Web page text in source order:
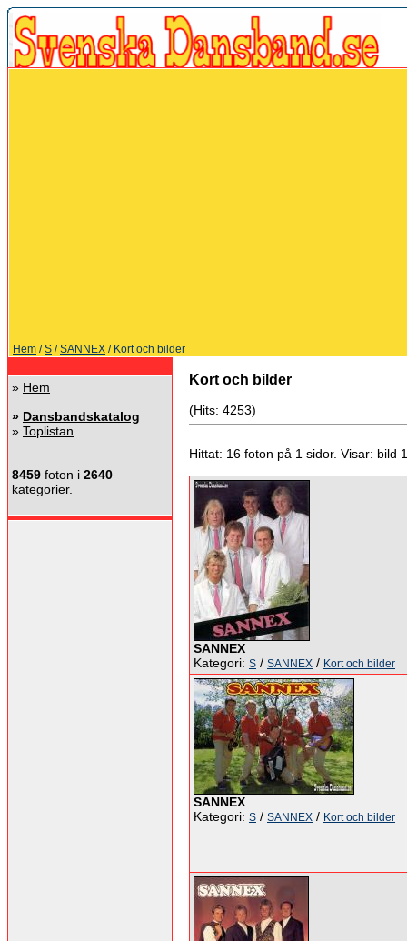
Hem /S /SANNEX / Kort och bilder
» Hem
» Dansbandskatalog
» Toplistan
8459 foton i 2640
kategorier.
Kort och bilder
(Hits: 4253)
Hittat: 16 foton på 1 sidor. Visar: bild
SANNEX
Kategori: S / SANNEX / Kort och bilder
SANNEX
Kategori: S / SANNEX / Kort och bilder